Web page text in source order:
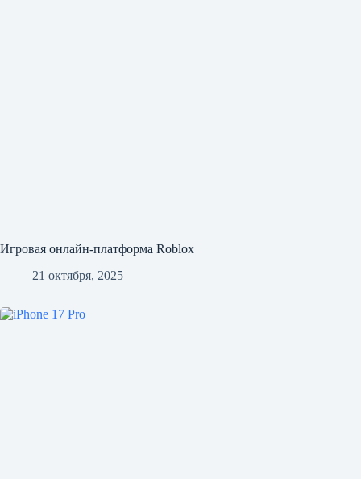
Игровая онлайн-платформа Roblox
21 октября, 2025